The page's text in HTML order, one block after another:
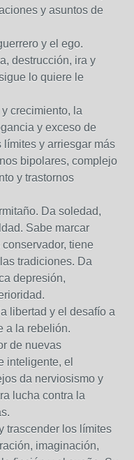
y asuntos de
y el ego.
destrucción, ira y
lo quiere le
crecimiento, la
y exceso de
y arriesgar más
bipolares, complejo
y trastornos
Da soledad,
Sabe marcar
conservador, tiene
tradiciones. Da
depresión,
libertad y el desafío a
a la rebelión.
de nuevas
inteligente, el
da nerviosismo y
lucha contra la
trascender los límites
imaginación,